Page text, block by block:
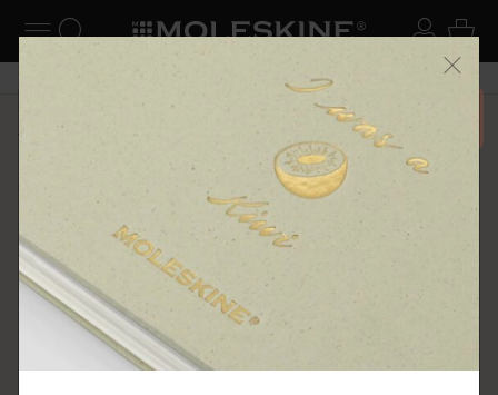
ナビゲーションの切替 ログ
検索 (キーワードなど) カ
6,500円以上のご購入で送料無料 メニ
ーを閉じる
ショップ The Original Notebook